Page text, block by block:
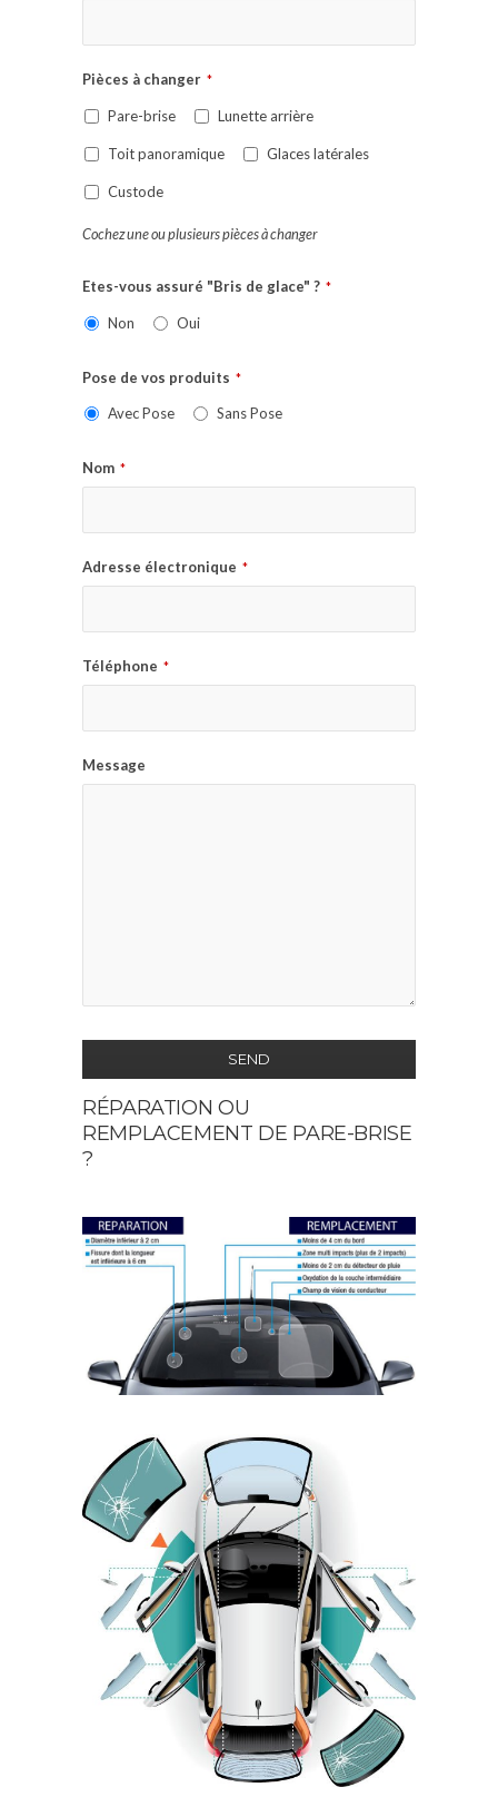
Pièces à changer *
Pare-brise Lunette arrière
Toit panoramique Glaces latérales
Custode
Cochez une ou plusieurs pièces à changer
Etes-vous assuré "Bris de glace" ? *
Non Oui
Pose de vos produits *
Avec Pose Sans Pose
Nom *
Adresse électronique *
Téléphone *
Message
SEND
This
field
should
left
blank
RÉPARATION OU
REMPLACEMENT DE PARE-BRISE
?